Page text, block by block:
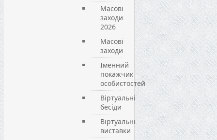
Масові
заходи
2026
Масові
заходи
Іменний
покажчик
особистостей
Віртуальні
бесіди
Віртуальні
виставки